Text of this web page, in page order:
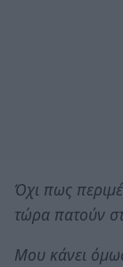
Όχι πως
τώρα πατούν
Μου κάνει